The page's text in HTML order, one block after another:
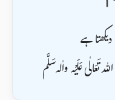
ہے
تَعَالٰی عَلَیْہ واٰلہ سَلَّم